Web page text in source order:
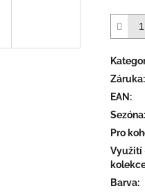
Záruka:
EAN:
Sezóna:
Pro
Využití
Barva: